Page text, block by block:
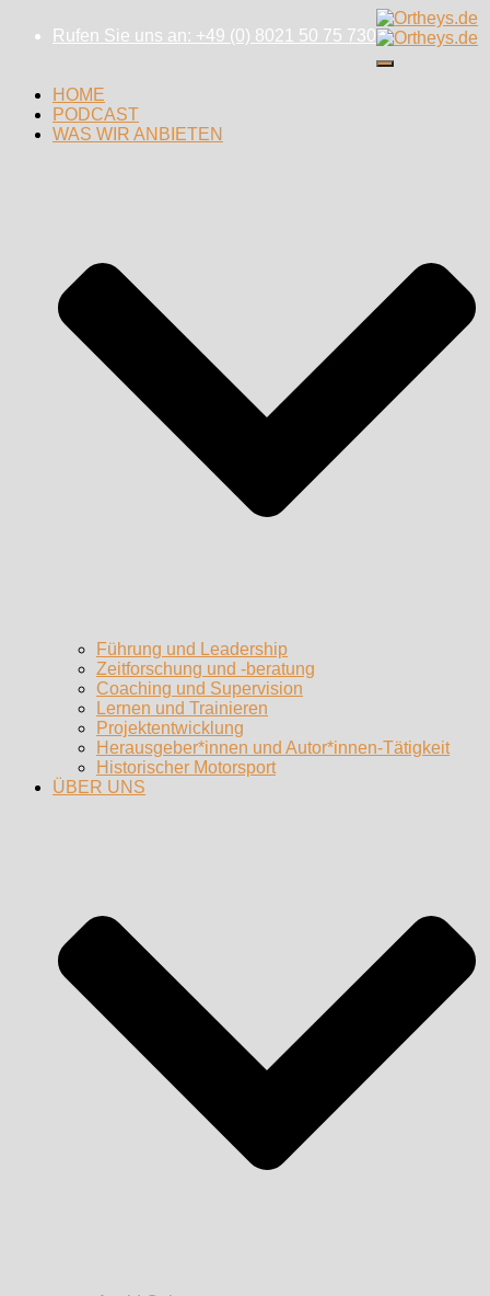
Rufen Sie uns an: +49 (0) 8021 50 75 730
Navigation
HOME
PODCAST
WAS WIR ANBIETEN
Führung und Leadership
Zeitforschung und -beratung
Coaching und Supervision
Lernen und Trainieren
Projektentwicklung
Herausgeber*innen und Autor*innen-Tätigkeit
Historischer Motorsport
ÜBER UNS